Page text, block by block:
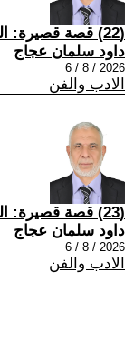
(22) قصة قصيرة: الزناد الذي لم يُضغط
داود سلمان عجاج
2026 / 8 / 6
الادب والفن
(23) قصة قصيرة: الطوق
داود سلمان عجاج
2026 / 8 / 6
الادب والفن